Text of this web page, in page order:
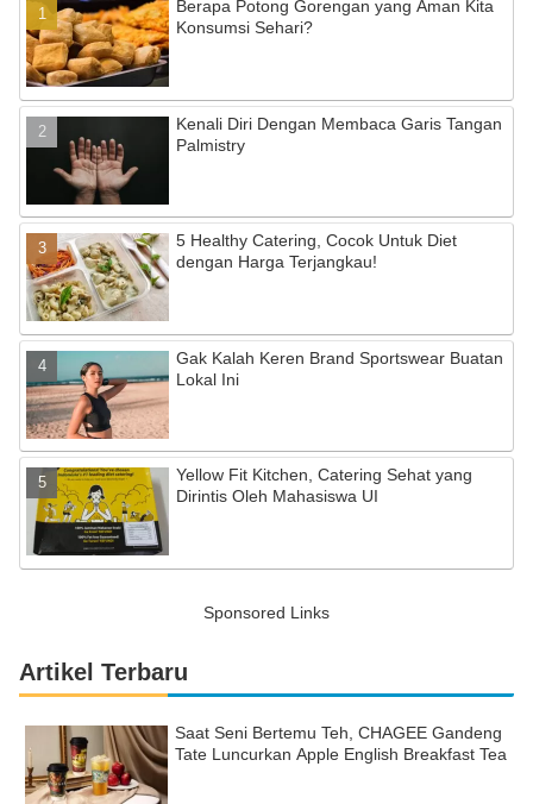
Berapa Potong Gorengan yang Aman Kita
Konsumsi Sehari?
Kenali Diri Dengan Membaca Garis Tangan
Palmistry
5 Healthy Catering, Cocok Untuk Diet
dengan Harga Terjangkau!
Gak Kalah Keren Brand Sportswear Buatan
Lokal Ini
Yellow Fit Kitchen, Catering Sehat yang
Dirintis Oleh Mahasiswa UI
Sponsored Links
Artikel Terbaru
Saat Seni Bertemu Teh, CHAGEE Gandeng
Tate Luncurkan Apple English Breakfast Tea